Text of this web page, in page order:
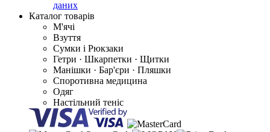
даних
Каталог товарів
М'ячі
Взуття
Сумки і Рюкзаки
Гетри · Шкарпетки · Щитки
Манішки · Бар'єри · Пляшки
Споротивна медицина
Одяг
Настільний теніс